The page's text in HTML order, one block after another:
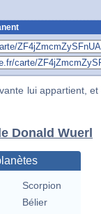
lui appartient, et
Donald Wuerl
Scorpion
Bélier